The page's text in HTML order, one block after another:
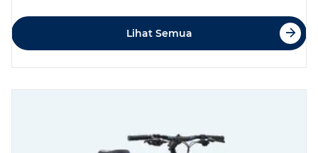
Lihat Semua